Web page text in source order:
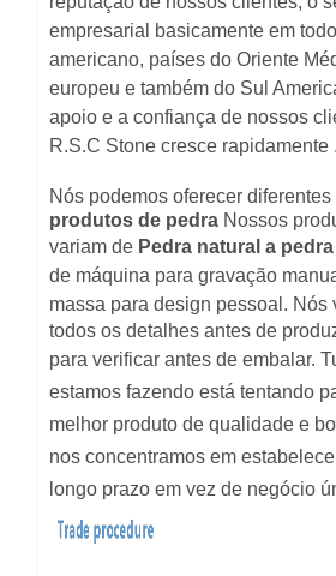
empresarial
basicamente em
americano, países do Oriente
europeu e também do Sul
apoio e a confiança de nossos
R.S.C Stone cresce rapidamente .
Nós podemos oferecer
produtos de pedra Nossos
variam de Pedra natural a
de máquina para gravação
massa para design pessoal. Nós
todos os detalhes antes de
para verificar antes de embalar.
estamos fazendo está tentando
melhor produto de qualidade e
nos concentramos em
longo prazo em vez de negócio